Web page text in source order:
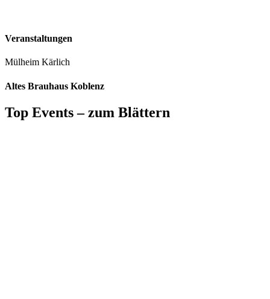
Veranstaltungen
Mülheim Kärlich
Altes Brauhaus Koblenz
Top Events – zum Blättern